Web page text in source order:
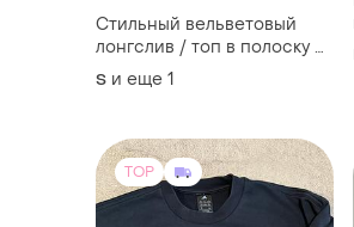
Стильный вельветовый
лонгслив / топ в полоску от
vovk.
S и еще 1
TOP